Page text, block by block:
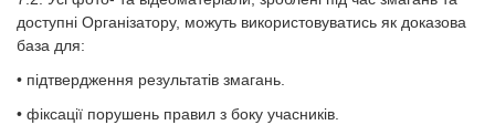
доступні Організатору, можуть використовуватись як доказова
база для:
• підтвердження результатів змагань.
• фіксації порушень правил з боку учасників.